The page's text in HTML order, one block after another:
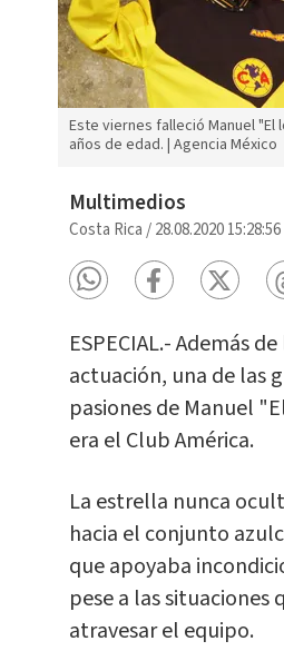
Este viernes falleció Manuel "El
años de edad. | Agencia México
Multimedios
Costa Rica /28.08.2020 15:28:56
ESPECIAL.- Además
actuación, una de las
pasiones de Manuel
era el Club América.
La estrella nunca
hacia el conjunto
que apoyaba
pese a las situaciones
atravesar el equipo.